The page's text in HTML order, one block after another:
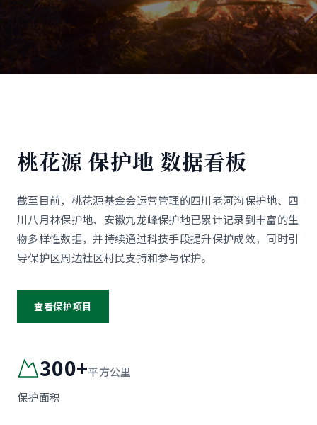
桃花源 保护地 数据看板
截至目前，桃花源基金会运营管理的四川老河沟保护地、四
川八月林保护地、安徽九龙峰保护地已累计记录到丰富的生
物多样性数据，并持续通过科技手段提升保护成效，同时引
导保护区周边社区村民支持和参与保护。
查看保护项目
300+平方公里
保护面积